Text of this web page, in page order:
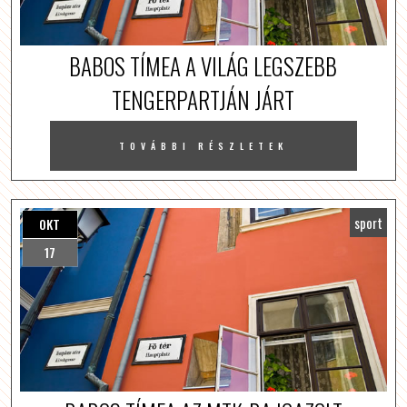
BABOS TÍMEA A VILÁG LEGSZEBB
TENGERPARTJÁN JÁRT
TOVÁBBI RÉSZLETEK
OKT
17
sport